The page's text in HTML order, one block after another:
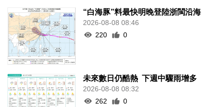
“白海豚”料最快明晚登陸浙閩沿海
2026-08-08 08:46
220
0
未來數日仍酷熱 下週中驟雨增多
2026-08-08 08:32
262
0